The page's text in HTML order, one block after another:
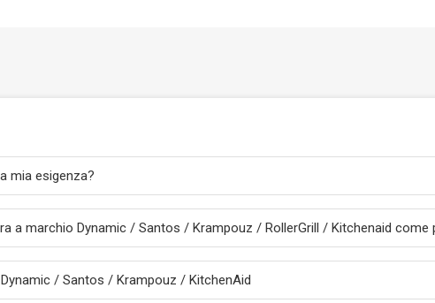
mia esigenza?
a marchio Dynamic / Santos / Krampouz / RollerGrill / Kitchenaid come
/ Santos / Krampouz / KitchenAid